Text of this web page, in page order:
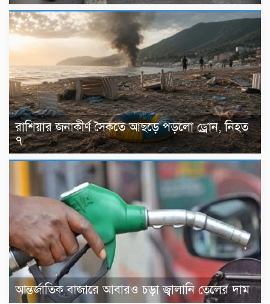
রাশিয়ার জনাকীর্ণ সৈকতে আছড়ে পড়লো ড্রোন, নিহত
৭
আন্তর্জাতিক বাজারে আবারও চড়া জ্বালানি তেলের দাম